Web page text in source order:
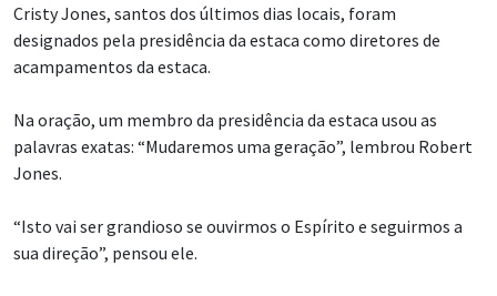
Cristy Jones, santos dos últimos dias locais, foram
designados pela presidência da estaca como diretores de
acampamentos da estaca.
Na oração, um membro da presidência da estaca usou as
palavras exatas: “Mudaremos uma geração”, lembrou Robert
Jones.
“Isto vai ser grandioso se ouvirmos o Espírito e seguirmos a
sua direção”, pensou ele.